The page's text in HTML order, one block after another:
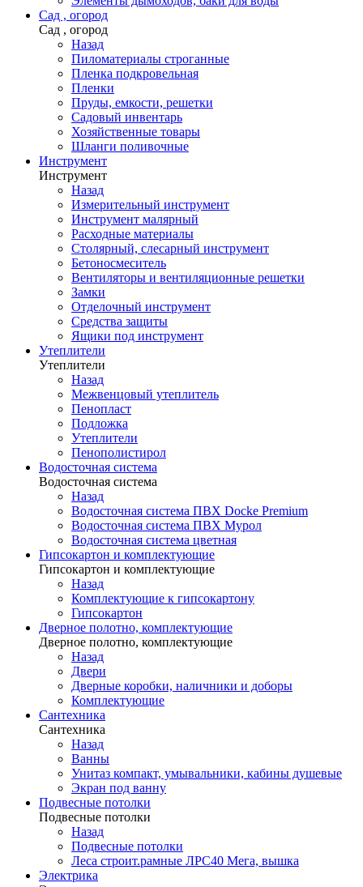
Сад , огород
Сад , огород
Назад
Пиломатериалы строганные
Пленка подкровельная
Пленки
Пруды, емкости, решетки
Садовый инвентарь
Хозяйственные товары
Шланги поливочные
Инструмент
Инструмент
Назад
Измерительный инструмент
Инструмент малярный
Расходные материалы
Столярный, слесарный инструмент
Бетоносмеситель
Вентиляторы и вентиляционные решетки
Замки
Отделочный инструмент
Средства защиты
Ящики под инструмент
Утеплители
Утеплители
Назад
Межвенцовый утеплитель
Пенопласт
Подложка
Утеплители
Пенополистирол
Водосточная система
Водосточная система
Назад
Водосточная система ПВХ Docke Premium
Водосточная система ПВХ Мурол
Водосточная система цветная
Гипсокартон и комплектующие
Гипсокартон и комплектующие
Назад
Комплектующие к гипсокартону
Гипсокартон
Дверное полотно, комплектующие
Дверное полотно, комплектующие
Назад
Двери
Дверные коробки, наличники и доборы
Комплектующие
Сантехника
Сантехника
Назад
Ванны
Унитаз компакт, умывальники, кабины душевые
Экран под ванну
Подвесные потолки
Подвесные потолки
Назад
Подвесные потолки
Леса строит.рамные ЛРС40 Мега, вышка
Электрика